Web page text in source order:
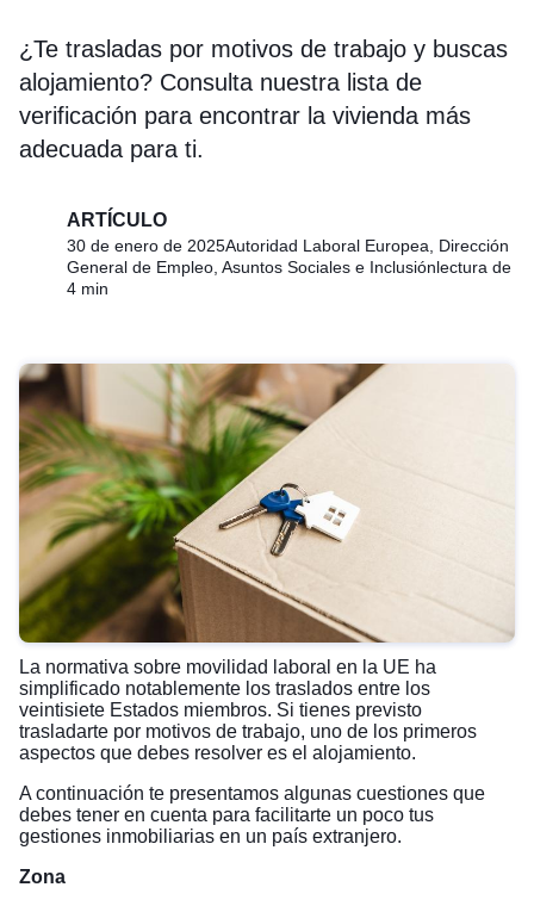
¿Te trasladas por motivos de trabajo y buscas
alojamiento? Consulta nuestra lista de
verificación para encontrar la vivienda más
adecuada para ti.
ARTÍCULO
30 de enero de 2025Autoridad Laboral Europea, Dirección
General de Empleo, Asuntos Sociales e Inclusiónlectura de
4 min
La normativa sobre movilidad laboral en la UE ha
simplificado notablemente los traslados entre los
veintisiete Estados miembros. Si tienes previsto
trasladarte por motivos de trabajo, uno de los primeros
aspectos que debes resolver es el alojamiento.
A continuación te presentamos algunas cuestiones que
debes tener en cuenta para facilitarte un poco tus
gestiones inmobiliarias en un país extranjero.
Zona